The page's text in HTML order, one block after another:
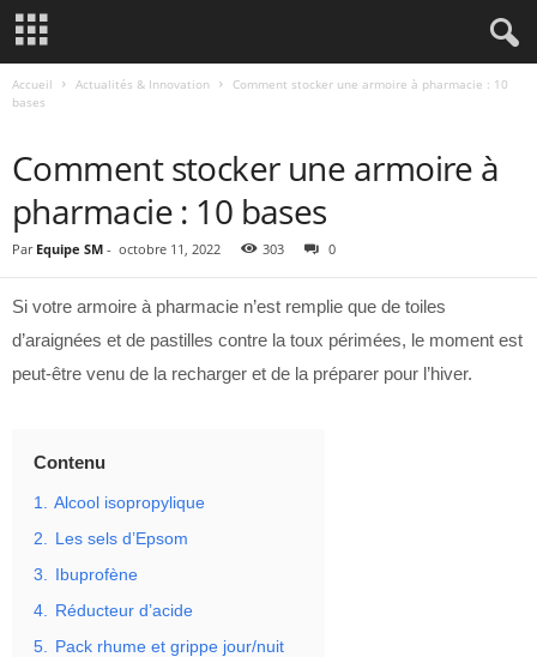
Accueil Actualités & Innovation
Comment stocker une armoire à pharmacie : 10
bases
Comment stocker une armoire à
pharmacie : 10 bases
Par Equipe SM - octobre 11, 2022 303 0
Si votre armoire à pharmacie n’est remplie que de toiles
d’araignées et de pastilles contre la toux périmées, le moment est
peut-être venu de la recharger et de la préparer pour l’hiver.
Contenu
1. Alcool isopropylique
2. Les sels d’Epsom
3.
Ibuprofène
4. Réducteur d’acide
5. Pack rhume et grippe jour/nuit